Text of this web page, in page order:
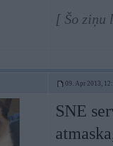
[ Šo ziņu
09. Apr 2013,
SNE